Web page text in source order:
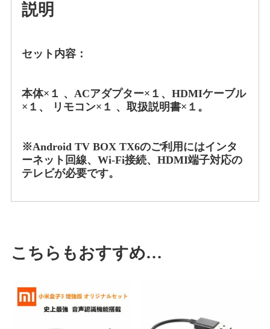
WiFi2.4G
説明
セット内容：
本体×１ 、ACアダプター×１、HDMIケーブル
×１、 リモコン×１ 、取扱説明書×１。
※Android TV BOX TX6のご利用にはインタ
ーネット回線、Wi-Fi接続、HDMI端子対応の
テレビが必要です。
こちらもおすすめ…